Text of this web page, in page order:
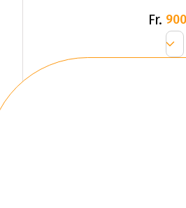
Fr.